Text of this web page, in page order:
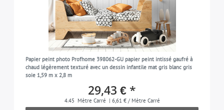
Papier peint photo Profhome 398062-GU papier peint intissé gaufré à
chaud légèrement texturé avec un dessin infantile mat gris blanc gris
soie 1,59 m x 2,8 m
29,43 € *
4.45 Mètre Carré | 6,61 € / Mètre Carré